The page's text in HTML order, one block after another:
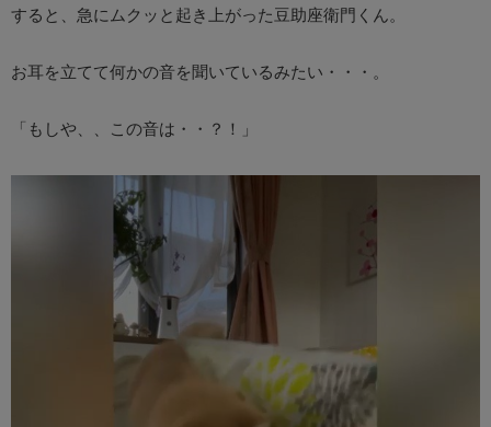
すると、急にムクッと起き上がった豆助座衛門くん。
お耳を立てて何かの音を聞いているみたい・・・。
「もしや、、この音は・・？！」